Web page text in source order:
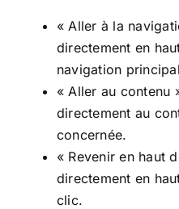
« Aller à la
directement en
navigation
« Aller au contenu
directement au
concernée.
« Revenir en haut
directement en
clic.